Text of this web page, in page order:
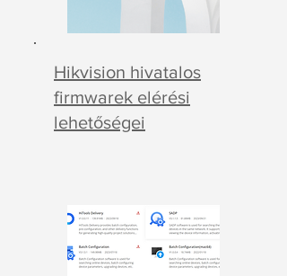
Hikvision hivatalos
firmwarek elérési
lehetőségei